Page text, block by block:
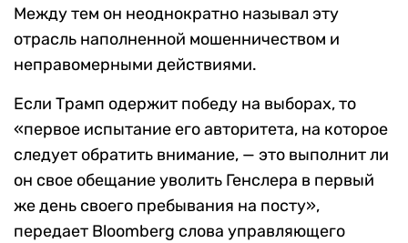
Между тем он неоднократно называл эту
отрасль наполненной мошенничеством и
неправомерными действиями.
Если Трамп одержит победу на выборах, то
«первое испытание его авторитета, на которое
следует обратить внимание, — это выполнит ли
он свое обещание уволить Генслера в первый
же день своего пребывания на посту»,
передает Bloomberg слова управляющего